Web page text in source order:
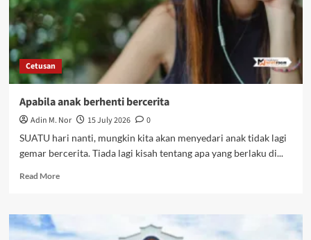
Cetusan
Apabila anak berhenti bercerita
Adin M. Nor 15 July 2026
0
SUATU hari nanti, mungkin kita akan menyedari anak tidak lagi
gemar bercerita. Tiada lagi kisah tentang apa yang berlaku di...
Read More